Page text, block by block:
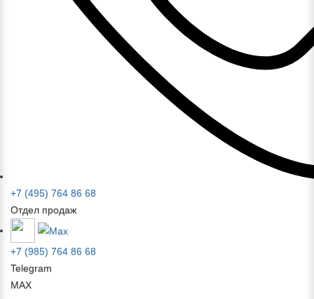
+7 (495) 764 86 68
Отдел продаж
+7 (985) 764 86 68
Telegram
MAX